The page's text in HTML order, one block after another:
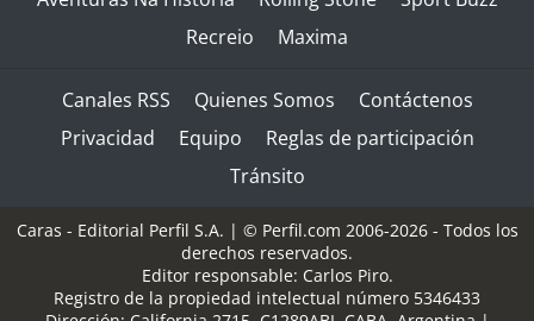
Recreio
Maxima
Canales RSS Quienes Somos
Contáctenos
Privacidad
Equipo
Reglas de participación
Tránsito
Caras - Editorial Perfil S.A. | © Perfil.com 2006-2026 - Todos los
derechos reservados.
Editor responsable: Carlos Piro.
Registro de la propiedad intelectual número 5346433